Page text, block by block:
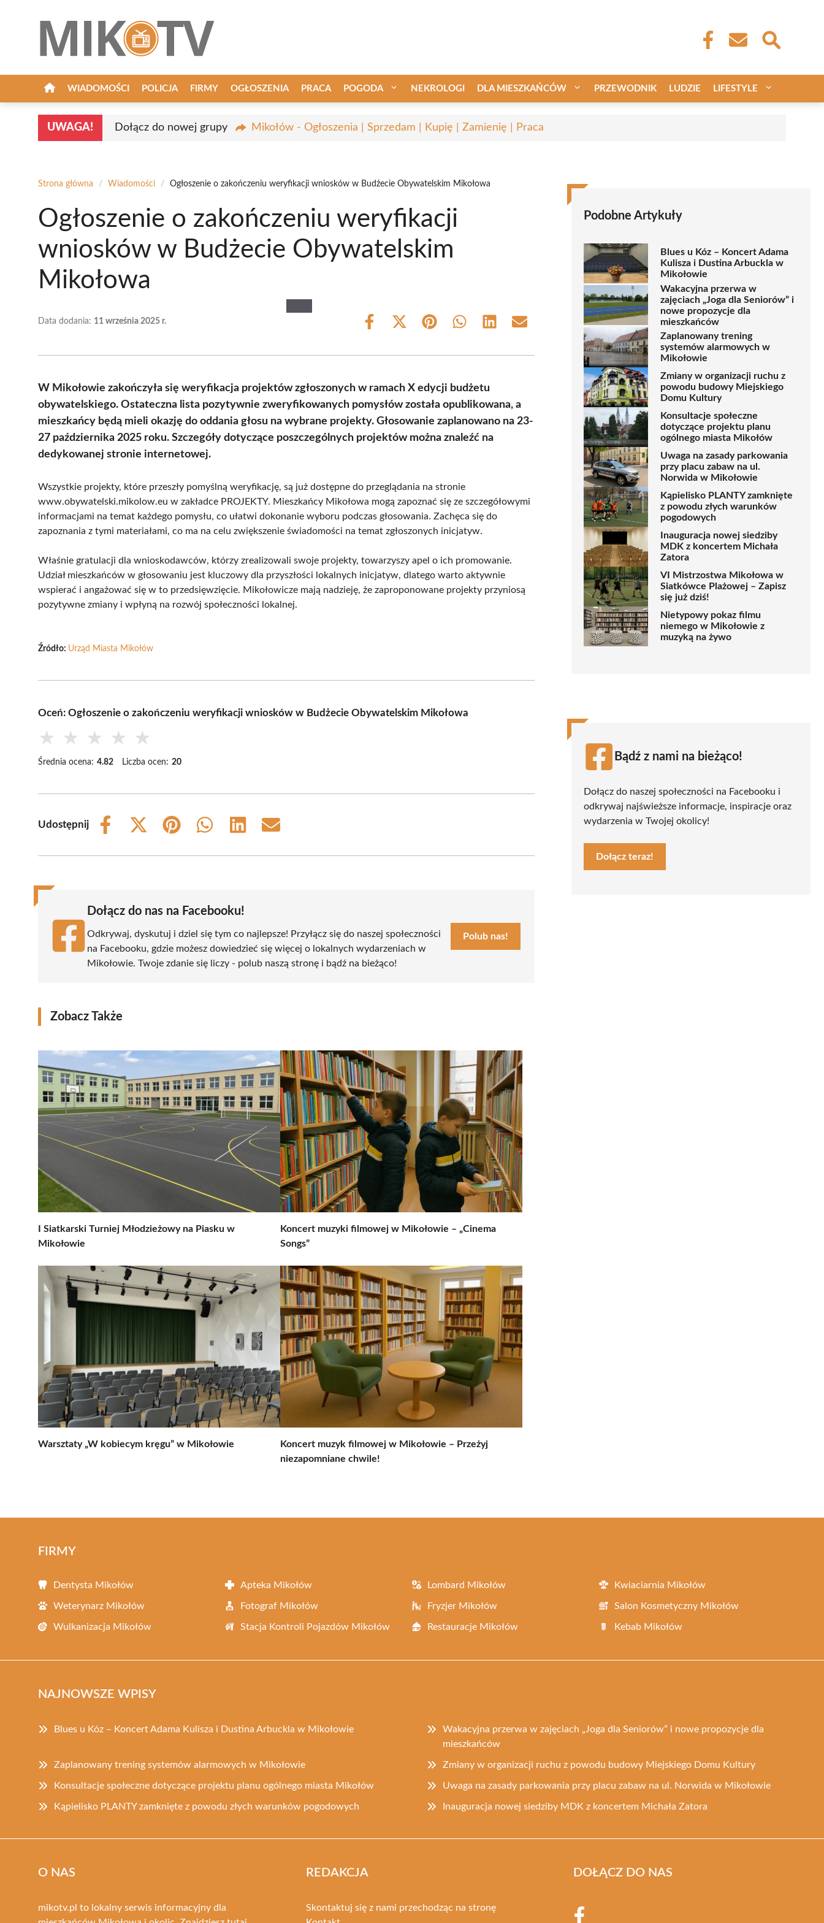
WIADOMOŚCI POLICJA FIRMY OGŁOSZENIA PRACA POGODA NEKROLOGI DLA MIESZKAŃCÓW PRZEWODNIK LUDZIE LIFESTYLE
UWAGA! Dołącz do nowej grupy Mikołów - Ogłoszenia | Sprzedam | Kupię | Zamienię | Praca
Strona główna / Wiadomości / Ogłoszenie o zakończeniu weryfikacji wniosków w Budżecie Obywatelskim Mikołowa
Ogłoszenie o zakończeniu weryfikacji
wniosków w Budżecie Obywatelskim
Mikołowa
Data dodania: 11 września 2025 r.
Share
Share
(Twitter)
Share Share Share Share
W Mikołowie zakończyła się weryfikacja projektów zgłoszonych w ramach X edycji budżetu
obywatelskiego. Ostateczna lista pozytywnie zweryfikowanych pomysłów została opublikowana, a
mieszkańcy będą mieli okazję do oddania głosu na wybrane projekty. Głosowanie zaplanowano na 23-
27 października 2025 roku. Szczegóły dotyczące poszczególnych projektów można znaleźć na
dedykowanej stronie internetowej.
Wszystkie projekty, które przeszły pomyślną weryfikację, są już dostępne do przeglądania na stronie
www.obywatelski.mikolow.eu w zakładce PROJEKTY. Mieszkańcy Mikołowa mogą zapoznać się ze szczegółowymi
informacjami na temat każdego pomysłu, co ułatwi dokonanie wyboru podczas głosowania. Zachęca się do
zapoznania z tymi materiałami, co ma na celu zwiększenie świadomości na temat zgłoszonych inicjatyw.
Właśnie gratulacji dla wnioskodawców, którzy zrealizowali swoje projekty, towarzyszy apel o ich promowanie.
Udział mieszkańców w głosowaniu jest kluczowy dla przyszłości lokalnych inicjatyw, dlatego warto aktywnie
wspierać i angażować się w to przedsięwzięcie. Mikołowicze mają nadzieję, że zaproponowane projekty przyniosą
pozytywne zmiany i wpłyną na rozwój społeczności lokalnej.
Źródło: Urząd Miasta Mikołów
Oceń: Ogłoszenie o zakończeniu weryfikacji wniosków w Budżecie Obywatelskim Mikołowa
★ ★ ★ ★ ★
Średnia ocena: 4.82 Liczba ocen: 20
Udostępnij
Share
Share
(Twitter)
Share
Share
Share
Share
Dołącz do nas na Facebooku!
Odkrywaj, dyskutuj i dziel się tym co najlepsze! Przyłącz się do naszej społeczności
na Facebooku, gdzie możesz dowiedzieć się więcej o lokalnych wydarzeniach w
Mikołowie. Twoje zdanie się liczy - polub naszą stronę i bądź na bieżąco!
Polub nas!
Zobacz Także
I Siatkarski Turniej Młodzieżowy na Piasku w
Mikołowie
Koncert muzyki filmowej w Mikołowie – „Cinema
Songs”
Warsztaty „W kobiecym kręgu” w Mikołowie
Koncert muzyk filmowej w Mikołowie – Przeżyj
niezapomniane chwile!
Podobne Artykuły
Blues u Kóz – Koncert Adama
Kulisza i Dustina Arbuckla w
Mikołowie
Wakacyjna przerwa w
zajęciach „Joga dla Seniorów” i
nowe propozycje dla
mieszkańców
Zaplanowany trening
systemów alarmowych w
Mikołowie
Zmiany w organizacji ruchu z
powodu budowy Miejskiego
Domu Kultury
Konsultacje społeczne
dotyczące projektu planu
ogólnego miasta Mikołów
Uwaga na zasady parkowania
przy placu zabaw na ul.
Norwida w Mikołowie
Kąpielisko PLANTY zamknięte
z powodu złych warunków
pogodowych
Inauguracja nowej siedziby
MDK z koncertem Michała
Zatora
VI Mistrzostwa Mikołowa w
Siatkówce Plażowej – Zapisz
się już dziś!
Nietypowy pokaz filmu
niemego w Mikołowie z
muzyką na żywo
Bądź z nami na bieżąco!
Dołącz do naszej społeczności na Facebooku i
odkrywaj najświeższe informacje, inspiracje oraz
wydarzenia w Twojej okolicy!
Dołącz teraz!
FIRMY
Dentysta Mikołów Apteka Mikołów Lombard Mikołów Kwiaciarnia Mikołów
Weterynarz Mikołów Fotograf Mikołów Fryzjer Mikołów Salon Kosmetyczny Mikołów
Wulkanizacja Mikołów Stacja Kontroli Pojazdów Mikołów Restauracje Mikołów Kebab Mikołów
NAJNOWSZE WPISY
Blues u Kóz – Koncert Adama Kulisza i Dustina Arbuckla w Mikołowie
Wakacyjna przerwa w zajęciach „Joga dla Seniorów” i nowe propozycje dla
mieszkańców
Zaplanowany trening systemów alarmowych w Mikołowie Zmiany w organizacji ruchu z powodu budowy Miejskiego Domu Kultury
Konsultacje społeczne dotyczące projektu planu ogólnego miasta Mikołów Uwaga na zasady parkowania przy placu zabaw na ul. Norwida w Mikołowie
Kąpielisko PLANTY zamknięte z powodu złych warunków pogodowych Inauguracja nowej siedziby MDK z koncertem Michała Zatora
O NAS
mikotv.pl to lokalny serwis informacyjny dla
REDAKCJA
Skontaktuj się z nami przechodząc na stronę
DOŁĄCZ DO NAS